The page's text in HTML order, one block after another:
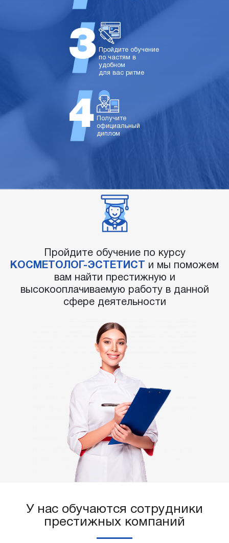
Пройдите обучение
по частям в
удобном
для вас ритме
Получите
официальный
диплом
Пройдите обучение по курсу
КОСМЕТОЛОГ-ЭСТЕТИСТ
и мы поможем
вам найти престижную и
высокооплачиваемую работу в данной
сфере деятельности
У нас обучаются сотрудники
престижных компаний